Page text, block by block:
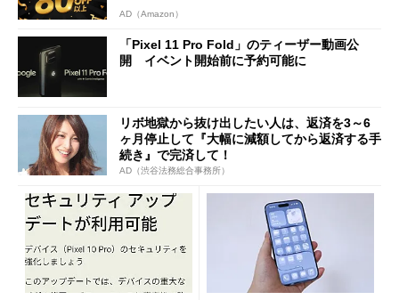
AD（Amazon）
「Pixel 11 Pro Fold」のティーザー動画公
開 イベント開始前に予約可能に
リボ地獄から抜け出したい人は、返済を3～6
ヶ月停止して『大幅に減額してから返済する手
続き』で完済して！
AD（渋谷法務総合事務所）